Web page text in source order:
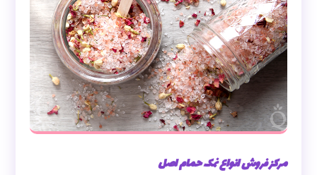
مرکز فروش انواع نمک حمام اصل